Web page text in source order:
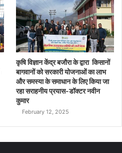
कृषि विज्ञान केंद्र बजौरा के द्वारा किसानों
बागवानों को सरकारी योजनाओं का लाभ
और समस्या के समाधान के लिए किया जा
रहा सराहनीय प्रयास-डॉक्टर नवीन
कुमार
February 12, 2025